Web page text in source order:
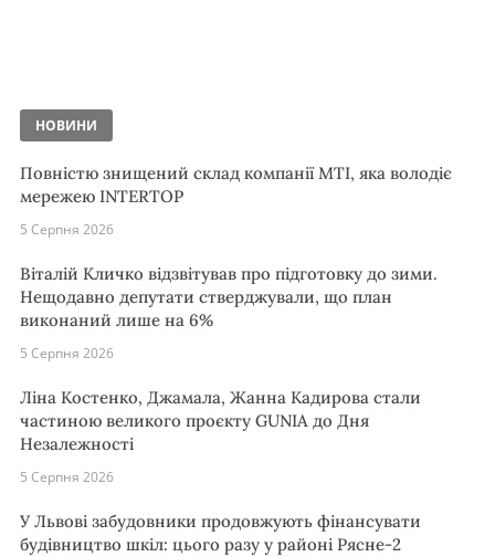
НОВИНИ
Повністю знищений склад компанії MTI, яка володіє
мережею INTERTOP
5 Серпня 2026
Віталій Кличко відзвітував про підготовку до зими.
Нещодавно депутати стверджували, що план
виконаний лише на 6%
5 Серпня 2026
Ліна Костенко, Джамала, Жанна Кадирова стали
частиною великого проєкту GUNIA до Дня
Незалежності
5 Серпня 2026
У Львові забудовники продовжують фінансувати
будівництво шкіл: цього разу у районі Рясне-2